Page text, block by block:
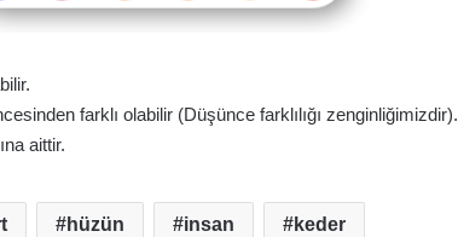
farklı olabilir (Düşünce farklılığı zenginliğimizdir).
aittir.
hüzün insan keder